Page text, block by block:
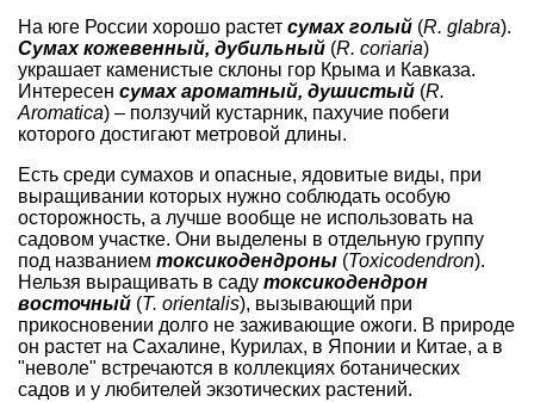
На юге России хорошо растет сумах голый (R. glabra).
Сумах кожевенный, дубильный (R. coriaria)
украшает каменистые склоны гор Крыма и Кавказа.
Интересен сумах ароматный, душистый (R.
Aromatica) – ползучий кустарник, пахучие побеги
которого достигают метровой длины.
Есть среди сумахов и опасные, ядовитые виды, при
выращивании которых нужно соблюдать особую
осторожность, а лучше вообще не использовать на
садовом участке. Они выделены в отдельную группу
под названием токсикодендроны (Toxicodendron).
Нельзя выращивать в саду токсикодендрон
восточный (T. orientalis), вызывающий при
прикосновении долго не заживающие ожоги. В природе
он растет на Сахалине, Курилах, в Японии и Китае, а в
"неволе" встречаются в коллекциях ботанических
садов и у любителей экзотических растений.